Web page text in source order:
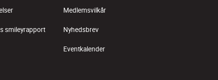
smileyrapport
Medlemsvilkår
Nyhedsbrev
Eventkalender